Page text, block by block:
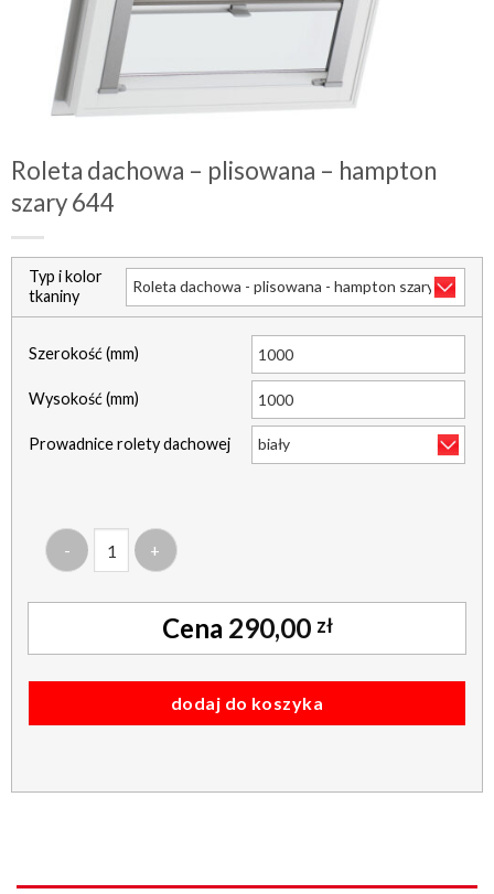
Roleta dachowa – plisowana – hampton
szary 644
Typ i kolor
tkaniny
Szerokość (mm)
Wysokość (mm)
Prowadnice rolety dachowej
ilość roleta dachowa - plisowana - hampton szary 644
dodaj do koszyka
290,00 zł